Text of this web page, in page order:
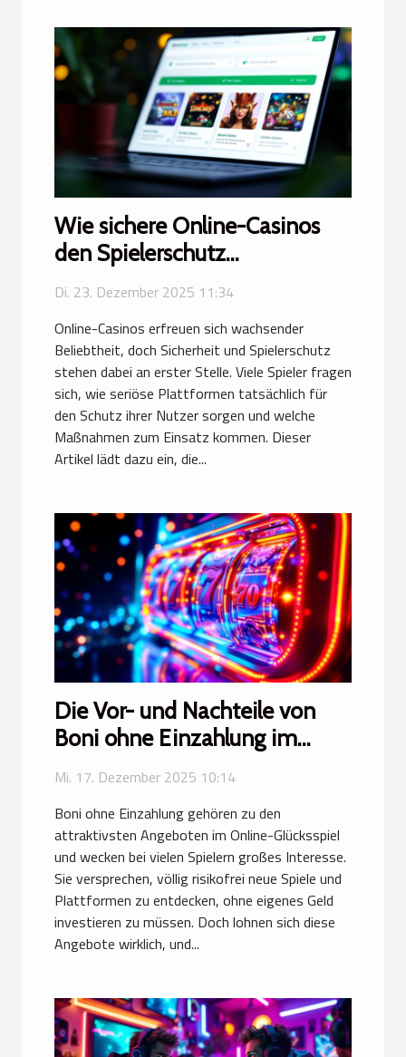
Wie sichere Online-Casinos
den Spielerschutz
Di. 23. Dezember 2025 11:34
Online-Casinos erfreuen sich wachsender
Beliebtheit, doch Sicherheit und Spielerschutz
stehen dabei an erster Stelle. Viele Spieler fragen
sich, wie seriöse Plattformen tatsächlich für
den Schutz ihrer Nutzer sorgen und welche
Maßnahmen zum Einsatz kommen. Dieser
Artikel lädt dazu ein, die...
Die Vor- und Nachteile von
Boni ohne Einzahlung im
Online-Glücksspiel
Mi. 17. Dezember 2025 10:14
Boni ohne Einzahlung gehören zu den
attraktivsten Angeboten im Online-Glücksspiel
und wecken bei vielen Spielern großes Interesse.
Sie versprechen, völlig risikofrei neue Spiele und
Plattformen zu entdecken, ohne eigenes Geld
investieren zu müssen. Doch lohnen sich diese
Angebote wirklich, und...